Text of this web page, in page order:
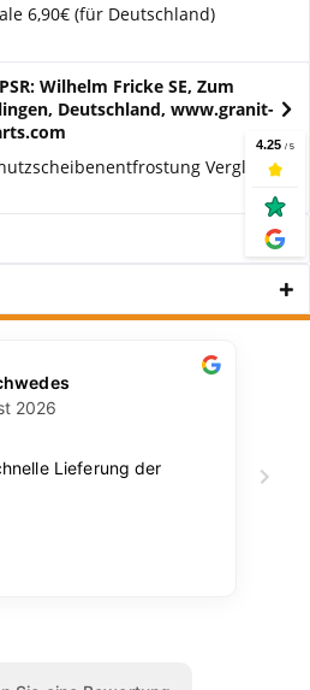
6,90€ (für Deutschland)
Wilhelm Fricke SE, Zum
Deutschland, www.granit-
Vergleichs-